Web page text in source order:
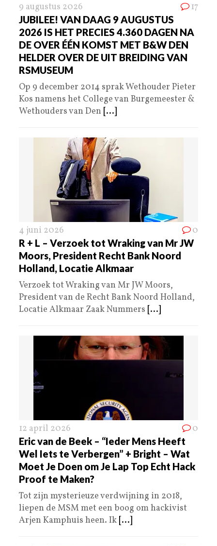
9 augustus 2026 17
JUBILEE! VAN DAAG 9 AUGUSTUS
2026 IS HET PRECIES 4.360 DAGEN NA
DE OVER ÉÉN KOMST MET B&W DEN
HELDER OVER DE UIT BREIDING VAN
RSMUSEUM
Op 9 december 2014 sprak Wethouder Pieter
Kos namens het College van Burgemeester &
Wethouders van Den [...]
4 juni 2026 0
R + L – Verzoek tot Wraking van Mr JW
Moors, President Recht Bank Noord
Holland, Locatie Alkmaar
Verzoek tot Wraking van Mr JW Moors,
President van de Recht Bank Noord Holland,
Locatie Alkmaar Zaak Nummers [...]
12 april 2026 0
Eric van de Beek – “Ieder Mens Heeft
Wel Iets te Verbergen” + Bright – Wat
Moet Je Doen om Je Lap Top Echt Hack
Proof te Maken?
Tot zijn mysterieuze verdwijning in 2018,
liepen de MSM met een boog om hackivist
Arjen Kamphuis heen. Ik [...]